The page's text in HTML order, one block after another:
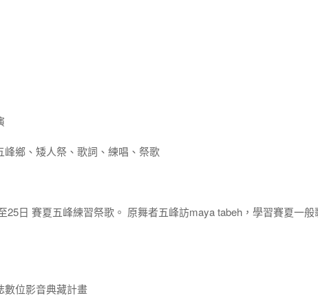
鄉、矮人祭、歌詞、練唱、祭歌
25日 賽夏五峰練習祭歌。 原舞者五峰訪maya tabeh，學習賽夏一般
數位影音典藏計畫